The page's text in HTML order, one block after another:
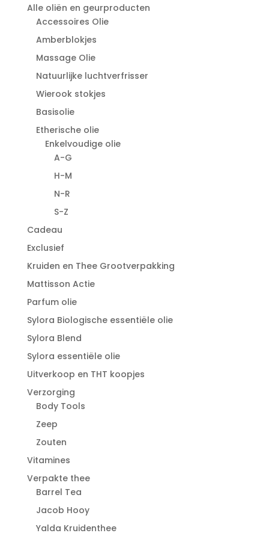
Alle oliën en geurproducten
Accessoires Olie
Amberblokjes
Massage Olie
Natuurlijke luchtverfrisser
Wierook stokjes
Basisolie
Etherische olie
Enkelvoudige olie
A-G
H-M
N-R
S-Z
Cadeau
Exclusief
Kruiden en Thee Grootverpakking
Mattisson Actie
Parfum olie
Sylora Biologische essentiële olie
Sylora Blend
Sylora essentiële olie
Uitverkoop en THT koopjes
Verzorging
Body Tools
Zeep
Zouten
Vitamines
Verpakte thee
Barrel Tea
Jacob Hooy
Yalda Kruidenthee